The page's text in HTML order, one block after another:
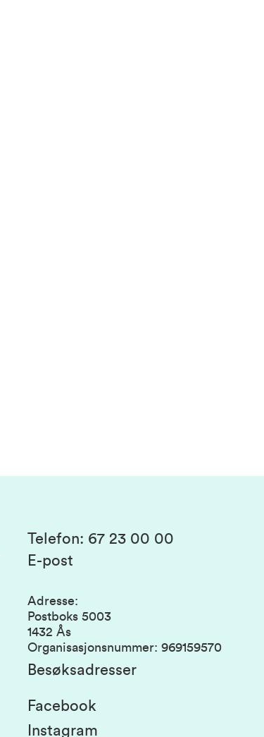
Telefon: 67 23 00 00
E-post
Adresse:
Postboks 5003
1432 Ås
Organisasjonsnummer: 969159570
Besøksadresser
Facebook
Instagram